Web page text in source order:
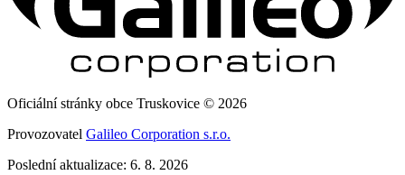
Oficiální stránky obce Truskovice © 2026
Provozovatel Galileo Corporation s.r.o.
Poslední aktualizace: 6. 8. 2026